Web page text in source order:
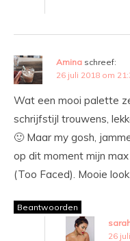
Amina schreef:
26 juli 2018 om
Wat een mooi palette
schrijfstijl trouwens,
🙂 Maar my gosh,
op dit moment mijn
(Too Faced). Mooie
Beantwoorden
26